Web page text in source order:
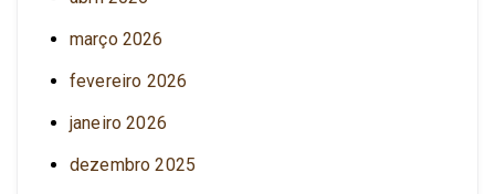
março 2026
fevereiro 2026
janeiro 2026
dezembro 2025